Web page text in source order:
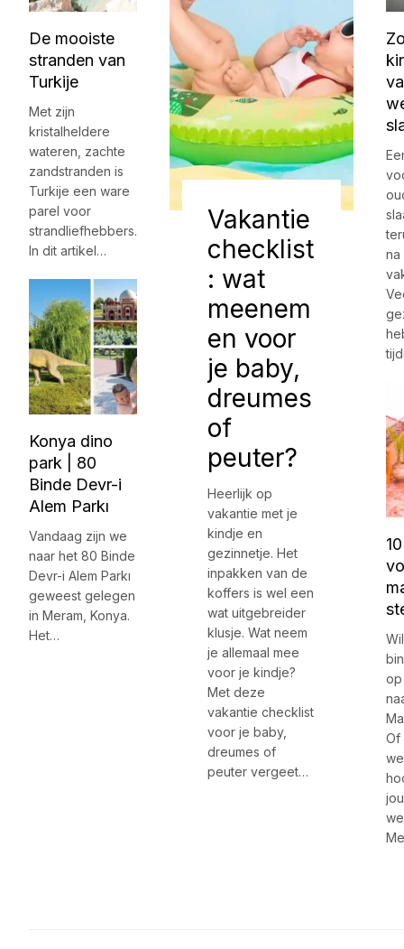
De mooiste
stranden van
Turkije
Met zijn
kristalheldere
wateren, zachte
zandstranden is
Turkije een ware
parel voor
strandliefhebbers.
In dit artikel…
Konya dino
park | 80
Binde Devr-i
Alem Parkı
Vandaag zijn we
naar het 80 Binde
Devr-i Alem Parkı
geweest gelegen
in Meram, Konya.
Het…
Vakantie
checklist
: wat
meenem
en voor
je baby,
dreumes
of
peuter?
Heerlijk op
vakantie met je
kindje en
gezinnetje. Het
inpakken van de
koffers is wel een
wat uitgebreider
klusje. Wat neem
je allemaal mee
voor je kindje?
Met deze
vakantie checklist
voor je baby,
dreumes of
peuter vergeet…
na
op
Of